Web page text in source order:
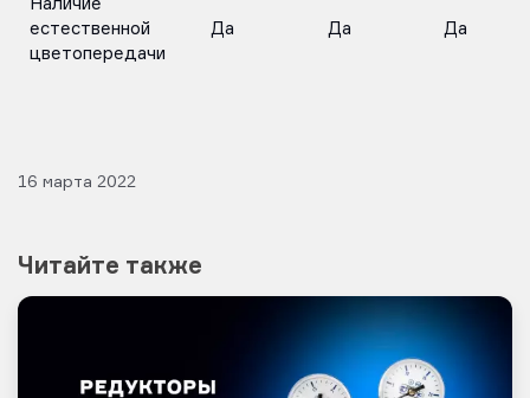
Наличие
естественной
цветопередачи
Да Да Да
16 марта 2022
Читайте также